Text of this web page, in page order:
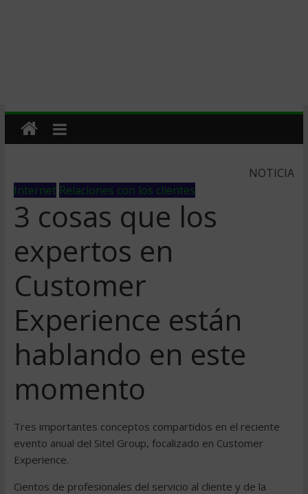
NOTICIA
Internet Relaciones con los clientes
3 cosas que los
expertos en
Customer
Experience están
hablando en este
momento
Tres importantes conceptos compartidos en el reciente
evento anual del Sitel Group, focalizado en Customer
Experience.
Cientos de profesionales del servicio al cliente y de la